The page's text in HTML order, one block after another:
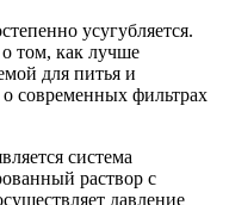
усугубляется.
о том, как лучше
для питья и
современных фильтрах
система
раствор с
давление